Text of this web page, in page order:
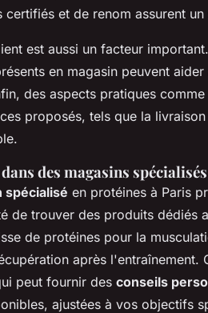
et de renom assurent un
est aussi un facteur
en magasin peuvent
des aspects pratiques
proposés, tels que la
des magasins spécialisés
spécialisé en protéines à Paris
de trouver des produits dédiés
de protéines pour la
après l'entraînement.
peut fournir des conseils
ajustées à vos objectifs